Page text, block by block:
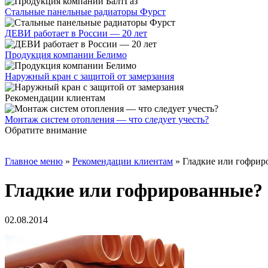
Стальные панельные радиаторы Фурст
ДЕВИ работает в России — 20 лет
Продукция компании Белимо
Наружный кран с защитой от замерзания
Рекомендации клиентам
Монтаж систем отопления — что следует учесть?
Обратите внимание
Главное меню » Рекомендации клиентам » Гладкие или
Гладкие или гофрированные?
02.08.2014